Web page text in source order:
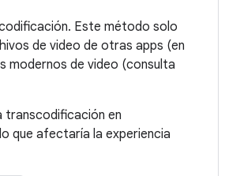
Este método solo
de video de otras apps (en
modernos de video (consulta
transcodificación en
que afectaría la experiencia